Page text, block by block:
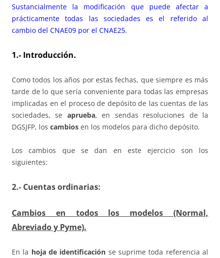
Sustancialmente la modificación que puede afectar a
prácticamente todas las sociedades es el referido al
cambio del CNAE09 por el CNAE25.
1.- Introducción.
Como todos los años por estas fechas, que siempre es más
tarde de lo que sería conveniente para todas las empresas
implicadas en el proceso de depósito de las cuentas de las
sociedades, se aprueba, en sendas resoluciones de la
DGSJFP, los cambios en los modelos para dicho depósito.
Los cambios que se dan en este ejercicio son los
siguientes:
2.- Cuentas ordinarias:
Cambios en todos los modelos (Normal,
Abreviado y Pyme).
En la hoja de identificación se suprime toda referencia al